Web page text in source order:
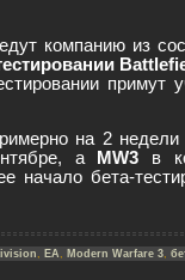
компанию из
примут
на 2
а MW3 в
начало бета-
, EA, Modern Warfare 3,